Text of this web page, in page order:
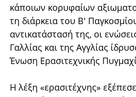
κάποιων κορυφαίων
τη διάρκεια του Β'
αντικατάστασή της, οι
Γαλλίας και της Αγγλίας
Ένωση Ερασιτεχνικής
Η λέξη «ερασιτέχνης»